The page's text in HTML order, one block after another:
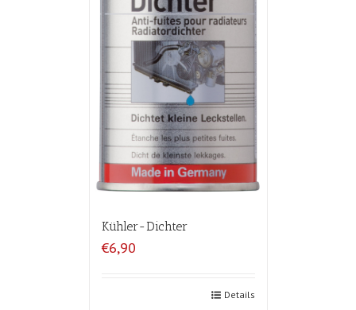
Kühler-Dichter
€6,90
Details